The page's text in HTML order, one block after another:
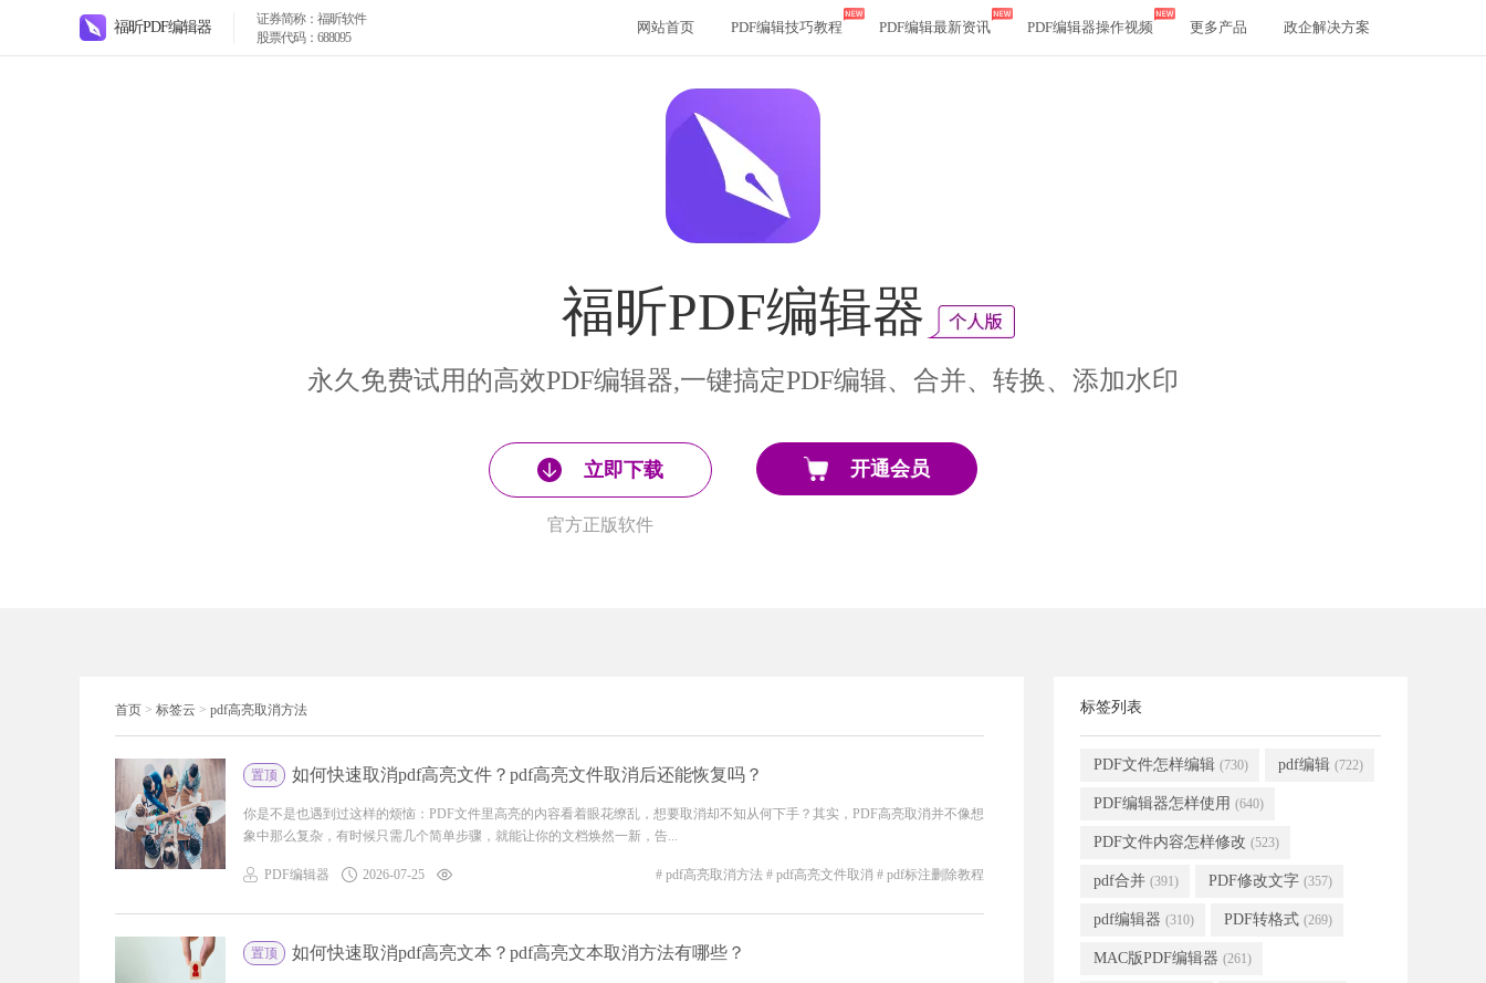
福昕PDF编辑器
证券简称：福昕软件
股票代码：688095
网站首页 PDF编辑技巧教程 PDF编辑最新资讯 PDF编辑器操作视频 更多产品 政企解决方案
福昕PDF编辑器
永久免费试用的高效PDF编辑器,一键搞定PDF编辑、合并、转换、添加水印
立即下载
官方正版软件
开通会员
首页 > 标签云 > pdf高亮取消方法
置顶 如何快速取消pdf高亮文件？pdf高亮文件取消后还能恢复吗？
你是不是也遇到过这样的烦恼：PDF文件里高亮的内容看着眼花缭乱，想要取消却不知从何下手？其实，PDF高亮取消并不像想
象中那么复杂，有时候只需几个简单步骤，就能让你的文档焕然一新，告...
PDF编辑器 2026-07-25 # pdf高亮取消方法 # pdf高亮文件取消 # pdf标注删除教程
置顶 如何快速取消pdf高亮文本？pdf高亮文本取消方法有哪些？
标签列表
PDF文件怎样编辑 (730) pdf编辑 (722)
PDF编辑器怎样使用 (640)
PDF文件内容怎样修改 (523)
pdf合并 (391) PDF修改文字 (357)
pdf编辑器 (310) PDF转格式 (269)
MAC版PDF编辑器 (261)